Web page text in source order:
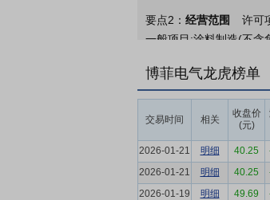
要点2： 经营范围
许可
一般项目:涂料制造(不含
械电气设备制造;发电机
料制造;光伏设备及元器
外,凭营业执照依法自主
要点3： 高分子复合材料
法》（JB/T2197-1996
热等级绝缘材料的能力
解决方案。
博菲电气龙虎榜单
交易时间 相关
收盘价
(元)
2026-01-21 明细 40.25
2026-01-21
明细 40.25
2026-01-19
明细 49.69